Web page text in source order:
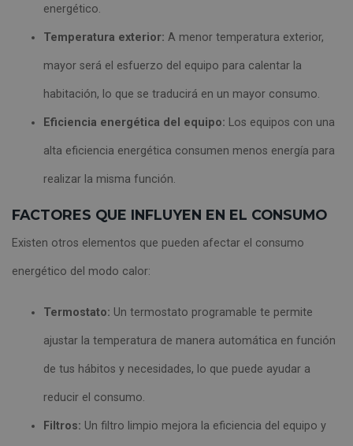
energético.
Temperatura exterior: A menor temperatura exterior,
mayor será el esfuerzo del equipo para calentar la
habitación, lo que se traducirá en un mayor consumo.
Eficiencia energética del equipo: Los equipos con una
alta eficiencia energética consumen menos energía para
realizar la misma función.
FACTORES QUE INFLUYEN EN EL CONSUMO
Existen otros elementos que pueden afectar el consumo
energético del modo calor:
Termostato: Un termostato programable te permite
ajustar la temperatura de manera automática en función
de tus hábitos y necesidades, lo que puede ayudar a
reducir el consumo.
Filtros: Un filtro limpio mejora la eficiencia del equipo y